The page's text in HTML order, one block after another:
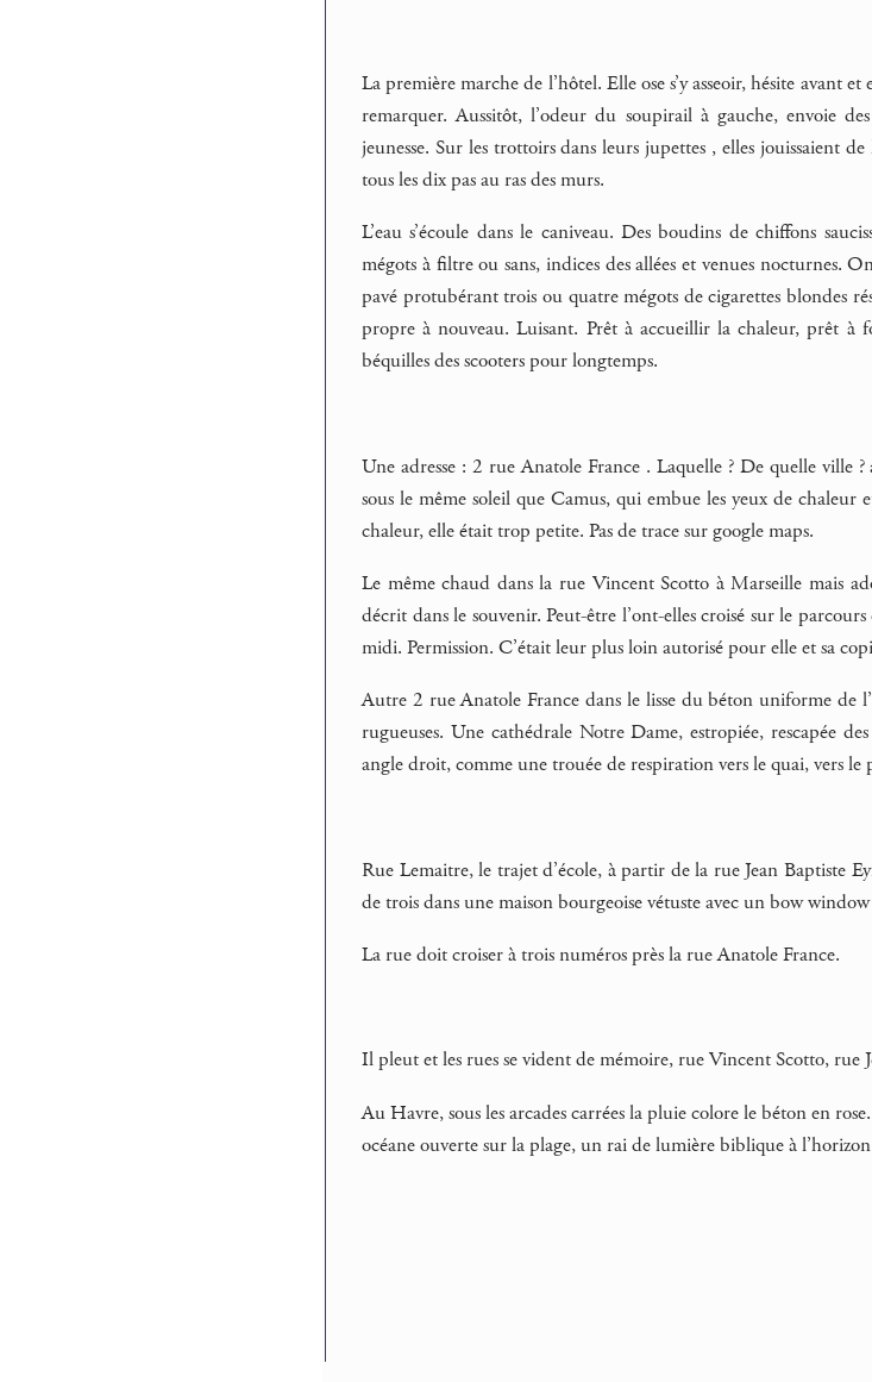
La première marche de l’hôtel. Elle ose s’y asseoir, hésite avant
remarquer. Aussitôt, l’odeur du soupirail à gauche, envoie
jeunesse. Sur les trottoirs dans leurs jupettes , elles jouissaient
tous les dix pas au ras des murs.
L’eau s’écoule dans le caniveau. Des boudins de chiffons
mégots à filtre ou sans, indices des allées et venues
pavé protubérant trois ou quatre mégots de cigarettes blondes
propre à nouveau. Luisant. Prêt à accueillir la chaleur, prêt à
béquilles des scooters pour longtemps.
Une adresse : 2 rue Anatole France . Laquelle ? De quelle
sous le même soleil que Camus, qui embue les yeux de
chaleur, elle était trop petite. Pas de trace sur google maps.
Le même chaud dans la rue Vincent Scotto à Marseille mais
décrit dans le souvenir. Peut-être l’ont-elles croisé sur le
midi. Permission. C’était leur plus loin autorisé pour elle et sa
Autre 2 rue Anatole France dans le lisse du béton uniforme de
rugueuses. Une cathédrale Notre Dame, estropiée, rescapée
angle droit, comme une trouée de respiration vers le quai, vers le
Rue Lemaitre, le trajet d’école, à partir de la rue Jean Baptiste
de trois dans une maison bourgeoise vétuste avec un bow
La rue doit croiser à trois numéros près la rue Anatole France.
Il pleut et les rues se vident de mémoire, rue Vincent Scotto, rue
Au Havre, sous les arcades carrées la pluie colore le béton en
océane ouverte sur la plage, un rai de lumière biblique à